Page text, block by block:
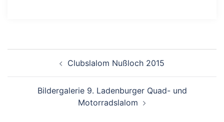
Clubslalom Nußloch 2015
Bildergalerie 9. Ladenburger Quad- und
Motorradslalom